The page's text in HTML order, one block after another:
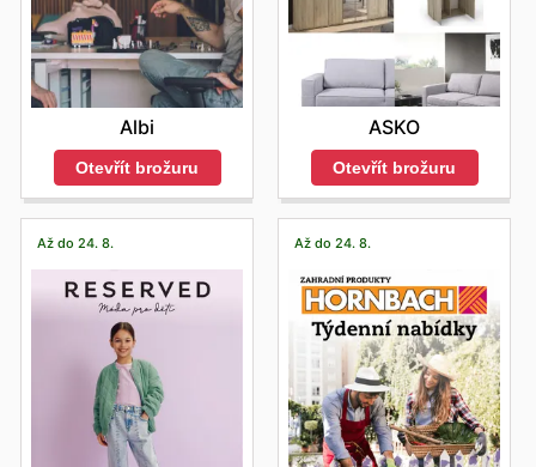
Albi
Otevřít brožuru
ASKO
Otevřít brožuru
Až do 24. 8. Až do 24. 8.